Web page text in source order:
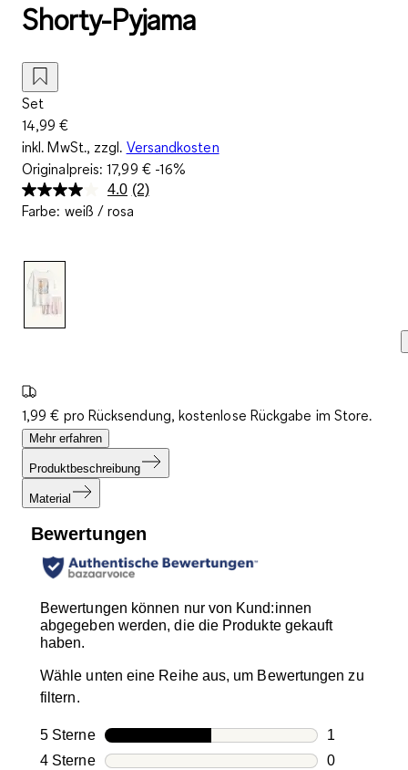
Shorty-Pyjama
Set
14,99 €
inkl. MwSt., zzgl. Versandkosten
Originalpreis:17,99 €-16%
4.0 2
Bewertungen
(2)
Farbe: weiß / rosa
1,99 € pro Rücksendung, kostenlose Rückgabe im Store.
Mehr erfahren
Produktbeschreibung
Material
Bewertungen
Bewertungen können nur von Kund:innen
abgegeben werden, die die Produkte gekauft
haben.
Wähle unten eine Reihe aus, um Bewertungen zu
filtern.
5 SterneSterne
1
1
4 SterneSterne
0